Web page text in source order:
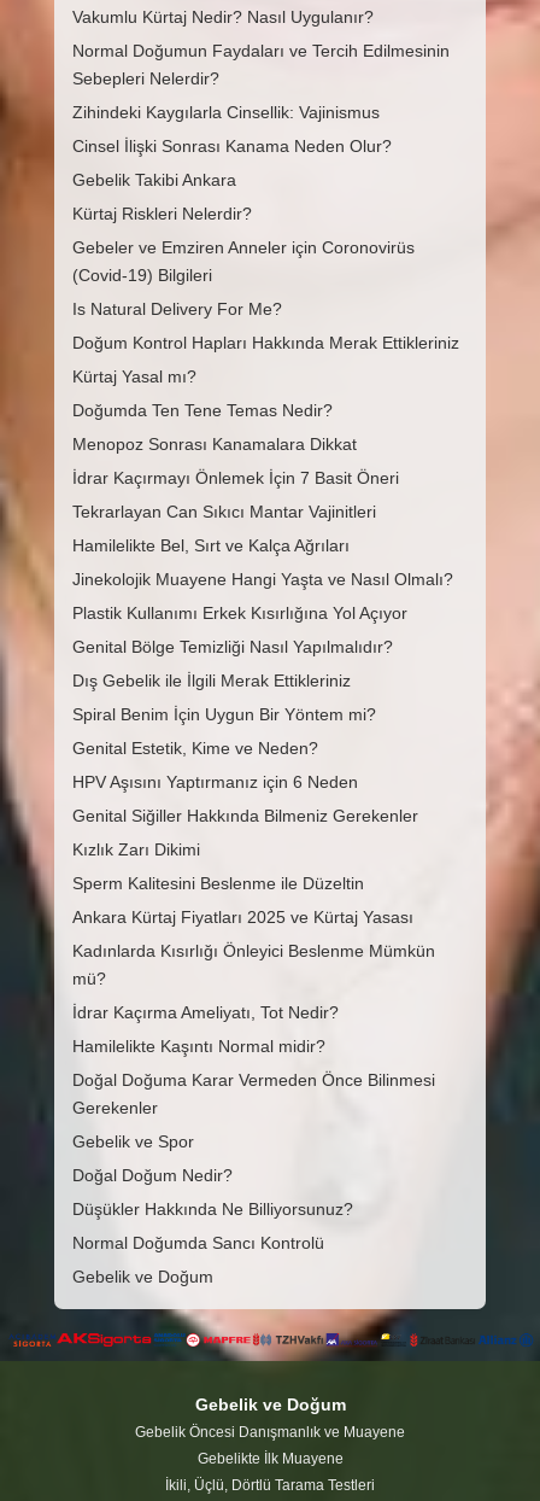
Vakumlu Kürtaj Nedir? Nasıl Uygulanır?
Normal Doğumun Faydaları ve Tercih Edilmesinin
Sebepleri Nelerdir?
Zihindeki Kaygılarla Cinsellik: Vajinismus
Cinsel İlişki Sonrası Kanama Neden Olur?
Gebelik Takibi Ankara
Kürtaj Riskleri Nelerdir?
Gebeler ve Emziren Anneler için Coronovirüs
(Covid-19) Bilgileri
Is Natural Delivery For Me?
Doğum Kontrol Hapları Hakkında Merak Ettikleriniz
Kürtaj Yasal mı?
Doğumda Ten Tene Temas Nedir?
Menopoz Sonrası Kanamalara Dikkat
İdrar Kaçırmayı Önlemek İçin 7 Basit Öneri
Tekrarlayan Can Sıkıcı Mantar Vajinitleri
Hamilelikte Bel, Sırt ve Kalça Ağrıları
Jinekolojik Muayene Hangi Yaşta ve Nasıl Olmalı?
Plastik Kullanımı Erkek Kısırlığına Yol Açıyor
Genital Bölge Temizliği Nasıl Yapılmalıdır?
Dış Gebelik ile İlgili Merak Ettikleriniz
Spiral Benim İçin Uygun Bir Yöntem mi?
Genital Estetik, Kime ve Neden?
HPV Aşısını Yaptırmanız için 6 Neden
Genital Siğiller Hakkında Bilmeniz Gerekenler
Kızlık Zarı Dikimi
Sperm Kalitesini Beslenme ile Düzeltin
Ankara Kürtaj Fiyatları 2025 ve Kürtaj Yasası
Kadınlarda Kısırlığı Önleyici Beslenme Mümkün
mü?
İdrar Kaçırma Ameliyatı, Tot Nedir?
Hamilelikte Kaşıntı Normal midir?
Doğal Doğuma Karar Vermeden Önce Bilinmesi
Gerekenler
Gebelik ve Spor
Doğal Doğum Nedir?
Düşükler Hakkında Ne Billiyorsunuz?
Normal Doğumda Sancı Kontrolü
Gebelik ve Doğum
Gebelik ve Doğum
Gebelik Öncesi Danışmanlık ve Muayene
Gebelikte İlk Muayene
İkili, Üçlü, Dörtlü Tarama Testleri